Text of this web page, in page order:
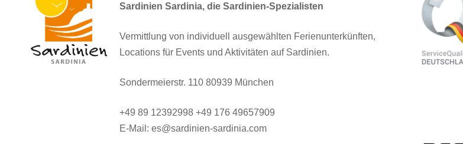
Sardinien Sardinia, die Sardinien-Spezialisten
Vermittlung von individuell ausgewählten Ferienunterkünften,
Locations für Events und Aktivitäten auf Sardinien.
Sondermeierstr. 110 80939 München
+49 89 12392998 +49 176 49657909
E-Mail: es@sardinien-sardinia.com